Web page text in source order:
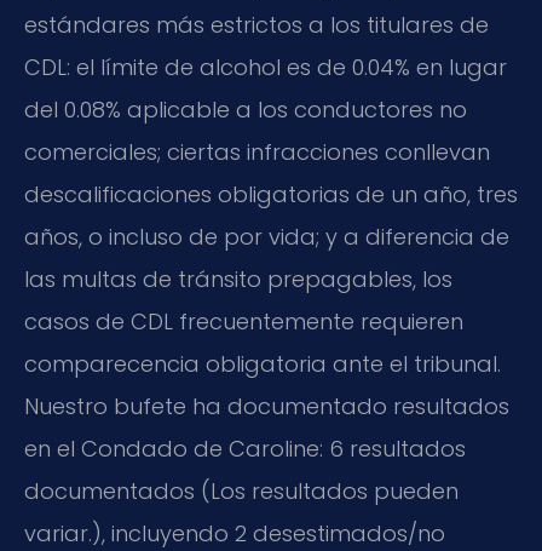
estándares más estrictos a los titulares de
CDL: el límite de alcohol es de 0.04% en lugar
del 0.08% aplicable a los conductores no
comerciales; ciertas infracciones conllevan
descalificaciones obligatorias de un año, tres
años, o incluso de por vida; y a diferencia de
las multas de tránsito prepagables, los
casos de CDL frecuentemente requieren
comparecencia obligatoria ante el tribunal.
Nuestro bufete ha documentado resultados
en el Condado de Caroline: 6 resultados
documentados (Los resultados pueden
variar.), incluyendo 2 desestimados/no